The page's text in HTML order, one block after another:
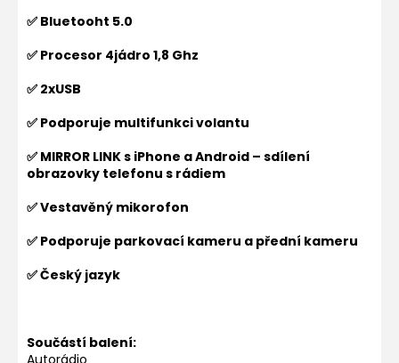
✅ Bluetooht 5.0
✅ Procesor 4jádro 1,8 Ghz
✅ 2xUSB
✅ Podporuje multifunkci volantu
✅ MIRROR LINK s iPhone a Android – sdílení
obrazovky telefonu s rádiem
✅ Vestavěný mikorofon
✅ Podporuje parkovací kameru a přední kameru
✅ Český jazyk
Součástí balení:
Autorádio